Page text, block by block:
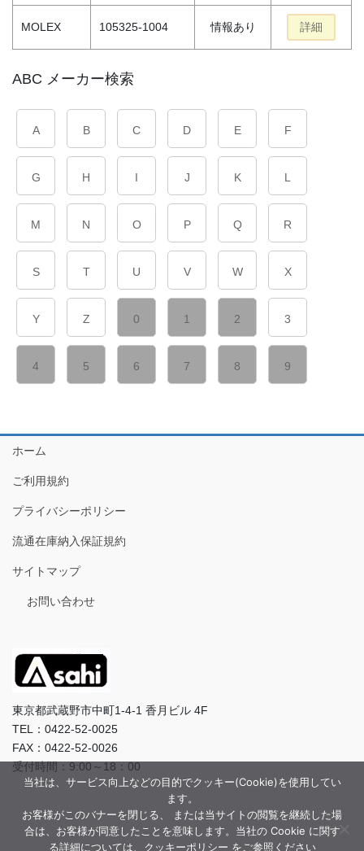
MOLEX 105325-1004 情報あり 詳細
ABC メーカー検索
A B C D E F
G H I J K L
M N O P Q R
S T U V W X
Y Z 0 1 2 3
4 5 6 7 8 9
ホーム
ご利用規約
プライバシーポリシー
流通在庫納入保証規約
サイトマップ
お問い合わせ
東京都武蔵野市中町1-4-1 香月ビル 4F
TEL：0422-52-0025
FAX：0422-52-0026
受付時間：9:00～18：00
当社は、サービス向上などの目的でクッキー(Cookie)を使用してい
ます。
お客様がこのバナーを閉じる、 または当サイトの閲覧を継続した場
合は、お客様が同意したことを意味します。当社の Cookie に関す
る詳細については、クッキーポリシー をご参照ください